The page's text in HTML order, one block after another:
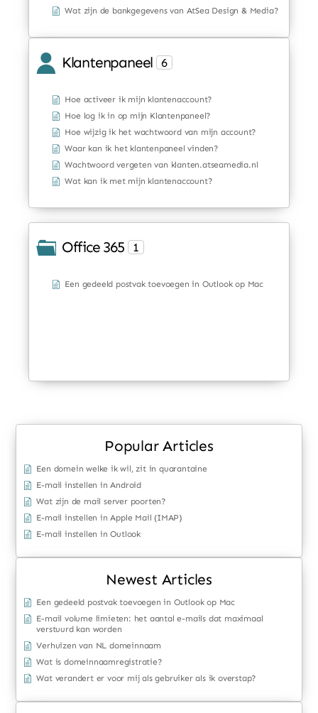
Wat zijn de bankgegevens van AtSea Design & Media?
Klantenpaneel 6
Hoe activeer ik mijn klantenaccount?
Hoe log ik in op mijn Klantenpaneel?
Hoe wijzig ik het wachtwoord van mijn account?
Waar kan ik het klantenpaneel vinden?
Wachtwoord vergeten van klanten.atseamedia.nl
Wat kan ik met mijn klantenaccount?
Office 365 1
Een gedeeld postvak toevoegen in Outlook op Mac
Popular Articles
Een domein welke ik wil, zit in quarantaine
E-mail instellen in Android
Wat zijn de mail server poorten?
E-mail instellen in Apple Mail (IMAP)
E-mail instellen in Outlook
Newest Articles
Een gedeeld postvak toevoegen in Outlook op Mac
E-mail volume limieten: het aantal e-mails dat maximaal
verstuurd kan worden
Verhuizen van NL domeinnaam
Wat is domeinnaamregistratie?
Wat verandert er voor mij als gebruiker als ik overstap?